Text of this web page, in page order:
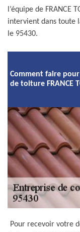
l’équipe de FRANCE
intervient dans toute
le 95430.
Comment faire
de toiture FRANCE
Pour recevoir votre